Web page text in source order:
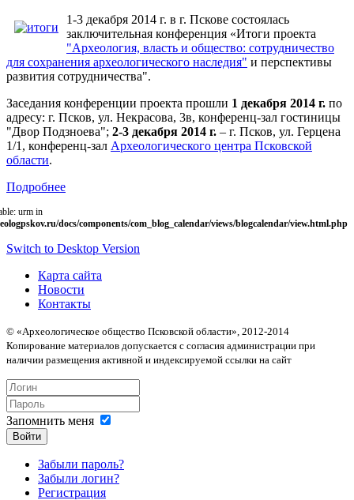
1-3 декабря 2014 г. в г. Пскове состоялась
заключительная конференция «Итоги проекта
"Археология, власть и общество: сотрудничество
для сохранения археологического наследия" и перспективы
развития сотрудничества".
Заседания конференции проекта прошли 1 декабря 2014 г. по
адресу: г. Псков, ул. Некрасова, 3в, конференц-зал гостиницы
"Двор Подзноева"; 2-3 декабря 2014 г. – г. Псков, ул. Герцена
1/1, конференц-зал Археологического центра Псковской
области.
Подробнее
urm in
docs/components/com_blog_calendar/views/blogcalendar/view.html.php
Switch to Desktop Version
Карта сайта
Новости
Контакты
© «Археологическое общество Псковской области», 2012-2014
Копирование материалов допускается с согласия администрации при
наличии размещения активной и индексируемой ссылки на сайт
Запомнить меня
Войти
Забыли пароль?
Забыли логин?
Регистрация